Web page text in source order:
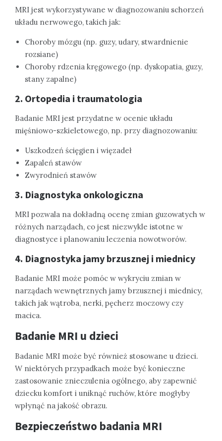
MRI jest wykorzystywane w diagnozowaniu schorzeń
układu nerwowego, takich jak:
Choroby mózgu (np. guzy, udary, stwardnienie
rozsiane)
Choroby rdzenia kręgowego (np. dyskopatia, guzy,
stany zapalne)
2. Ortopedia i traumatologia
Badanie MRI jest przydatne w ocenie układu
mięśniowo-szkieletowego, np. przy diagnozowaniu:
Uszkodzeń ścięgien i więzadeł
Zapaleń stawów
Zwyrodnień stawów
3. Diagnostyka onkologiczna
MRI pozwala na dokładną ocenę zmian guzowatych w
różnych narządach, co jest niezwykle istotne w
diagnostyce i planowaniu leczenia nowotworów.
4. Diagnostyka jamy brzusznej i miednicy
Badanie MRI może pomóc w wykryciu zmian w
narządach wewnętrznych jamy brzusznej i miednicy,
takich jak wątroba, nerki, pęcherz moczowy czy
macica.
Badanie MRI u dzieci
Badanie MRI może być również stosowane u dzieci.
W niektórych przypadkach może być konieczne
zastosowanie znieczulenia ogólnego, aby zapewnić
dziecku komfort i uniknąć ruchów, które mogłyby
wpłynąć na jakość obrazu.
Bezpieczeństwo badania MRI